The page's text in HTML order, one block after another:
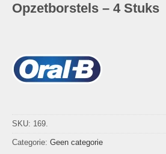
Opzetborstels – 4 Stuks
SKU: 169.
Categorie: Geen categorie